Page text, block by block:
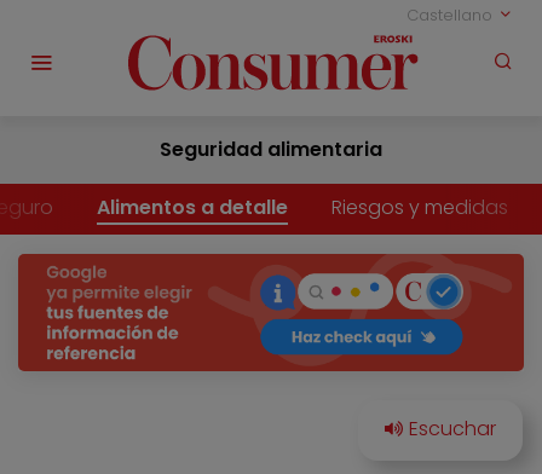
Castellano
Seguridad alimentaria
Alimentos a detalle Riesgos y medidas